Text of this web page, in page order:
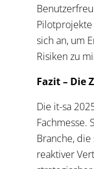
sich an, um
Risiken zu
Fazit – Die
Die it-sa
Fachmesse.
Branche,
reaktiver